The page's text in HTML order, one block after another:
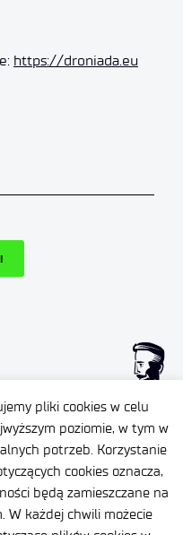
pliki cookies w celu
poziomie, w tym w
potrzeb. Korzystanie
cookies oznacza,
będą zamieszczane na
W każdej chwili możecie
https://droniada.eu